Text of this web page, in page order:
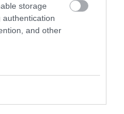
storage
authentication
and other
GASZTRONÓMIA
Itália legjobb és